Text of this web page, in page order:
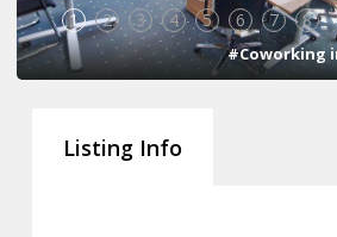
1 2 3 4 5 6 7 8
#Coworking
Listing Info